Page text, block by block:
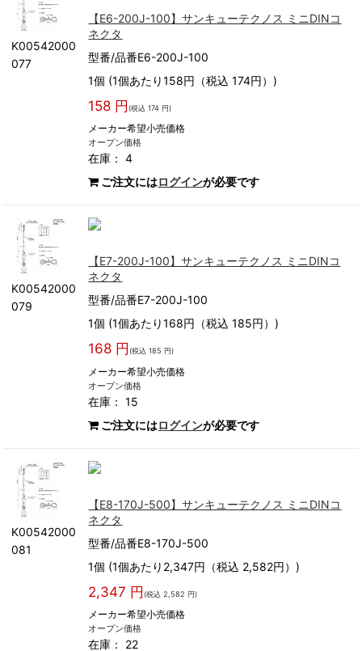
K00542000
077
【E6-200J-100】サンキューテクノス ミニDINコ
ネクタ
型番/品番E6-200J-100
1個 (1個あたり158円（税込 174円）)
158 円 (税込 174 円)
メーカー希望小売価格
オープン価格
在庫： 4
ご注文にはログインが必要です
K00542000
079
【E7-200J-100】サンキューテクノス ミニDINコ
ネクタ
型番/品番E7-200J-100
1個 (1個あたり168円（税込 185円）)
168 円 (税込 185 円)
メーカー希望小売価格
オープン価格
在庫： 15
ご注文にはログインが必要です
K00542000
081
【E8-170J-500】サンキューテクノス ミニDINコ
ネクタ
型番/品番E8-170J-500
1個 (1個あたり2,347円（税込 2,582円）)
2,347 円 (税込 2,582 円)
メーカー希望小売価格
オープン価格
在庫： 22